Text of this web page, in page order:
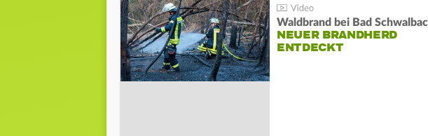
Waldbrand bei Bad
NEUER BRANDHERD
ENTDECKT